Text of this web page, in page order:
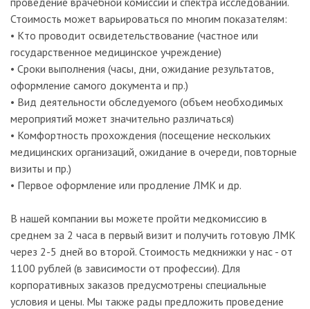
Стоимость может варьироваться по многим показателям:
• Кто проводит освидетельствование (частное или
государственное медицинское учреждение)
• Сроки выполнения (часы, дни, ожидание результатов,
оформление самого документа и пр.)
• Вид деятельности обследуемого (объем необходимых
мероприятий может значительно различаться)
• Комфортность прохождения (посещение нескольких
медицинских организаций, ожидание в очереди, повторные
визиты и пр.)
• Первое оформление или продление ЛМК и др.
В нашей компании вы можете пройти медкомиссию в
среднем за 2 часа в первый визит и получить готовую ЛМК
через 2-5 дней во второй. Стоимость медкнижки у нас - от
1100 рублей (в зависимости от профессии). Для
корпоративных заказов предусмотрены специальные
условия и цены. Мы также рады предложить проведение